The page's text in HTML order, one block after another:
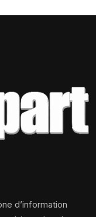
d’information